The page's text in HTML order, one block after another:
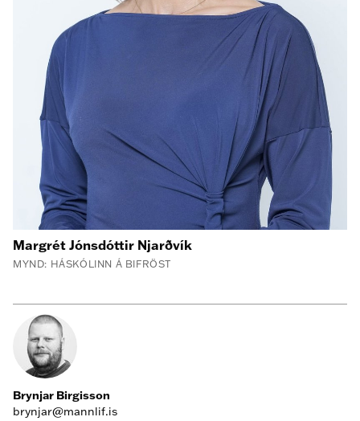
Margrét Jónsdóttir Njarðvík
MYND: HÁSKÓLINN Á BIFRÖST
Brynjar Birgisson
brynjar@mannlif.is